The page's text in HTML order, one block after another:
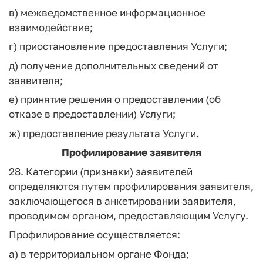
в) межведомственное информационное
взаимодействие;
г) приостановление предоставления Услуги;
д) получение дополнительных сведений от
заявителя;
е) принятие решения о предоставлении (об
отказе в предоставлении) Услуги;
ж) предоставление результата Услуги.
Профилирование заявителя
28. Категории (признаки) заявителей
определяются путем профилирования заявителя,
заключающегося в анкетировании заявителя,
проводимом органом, предоставляющим Услугу.
Профилирование осуществляется:
а) в территориальном органе Фонда;